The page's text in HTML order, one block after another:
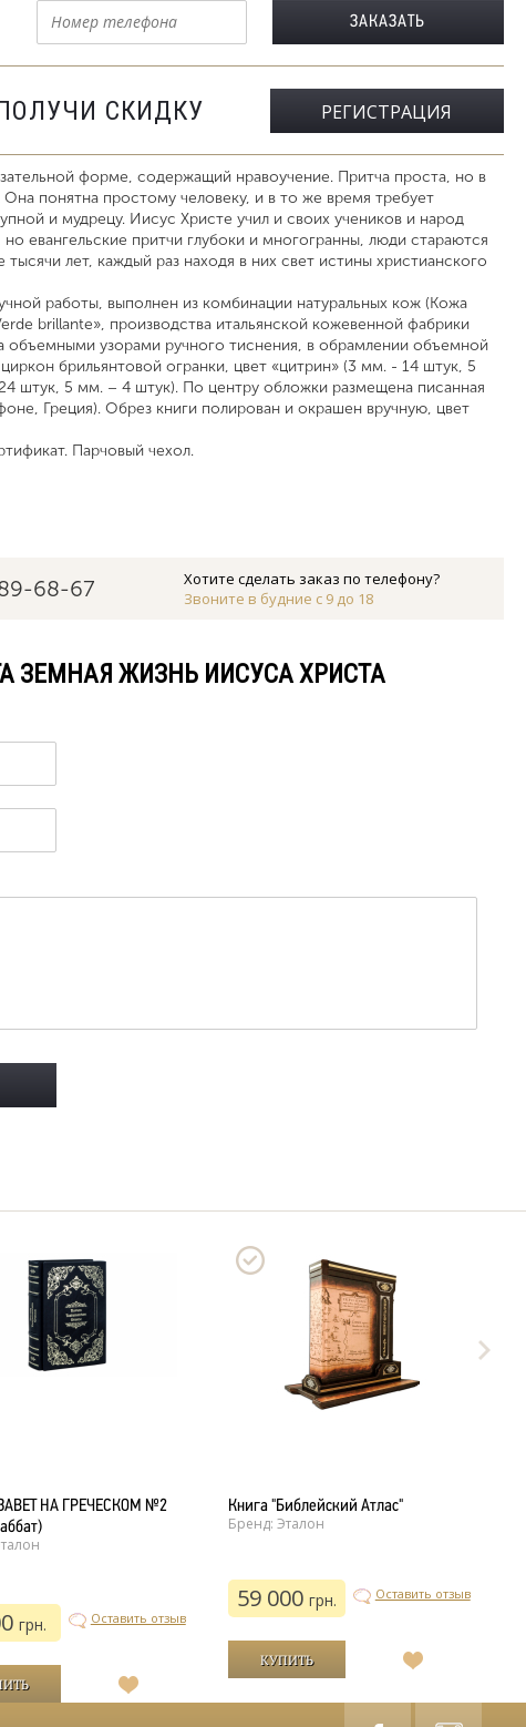
СКИДКУ РЕГИСТРАЦИЯ
форме, содержащий нравоучение. Притча проста, но в
Она понятна простому человеку, и в то же время требует
и мудрецу. Иисус Христе учил и своих учеников и народ
евангельские притчи глубоки и многогранны, люди стараются
тысячи лет, каждый раз находя в них свет истины христианского
работы, выполнен из комбинации натуральных кож (Кожа
brillante», производства итальянской кожевенной фабрики
объемными узорами ручного тиснения, в обрамлении объемной
брильянтовой огранки, цвет «цитрин» (3 мм. - 14 штук, 5
штук, 5 мм. – 4 штук). По центру обложки размещена писанная
Греция). Обрез книги полирован и окрашен вручную, цвет
Парчовый чехол.
68-67
Хотите сделать заказ по телефону?
Звоните в будние с 9 до 18
ЗЕМНАЯ ЖИЗНЬ ИИСУСА ХРИСТА
НА ГРЕЧЕСКОМ №2
грн. Оставить отзыв
В
Книга "Библейский Атлас"
Бренд: Эталон
59 000грн. Оставить отзыв
желаний